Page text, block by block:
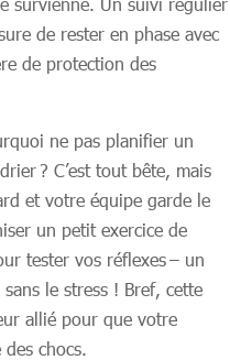
de rester en phase avec
de protection des
ne pas planifier un
? C’est tout bête, mais
et votre équipe garde le
un petit exercice de
tester vos réflexes – un
le stress ! Bref, cette
allié pour que votre
chocs.